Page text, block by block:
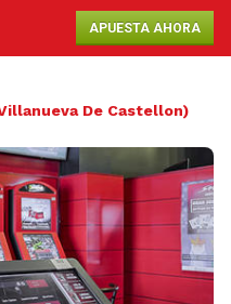
APUESTA AHORA
De Castellon)